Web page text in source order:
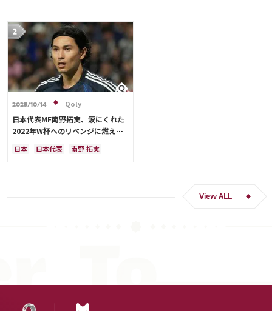
2025/10/14 Qoly
日本代表MF南野拓実、涙にくれた
2022年W杯へのリベンジに燃える
ー人生をかけた戦い」
日本 日本代表
南野 拓実
View ALL